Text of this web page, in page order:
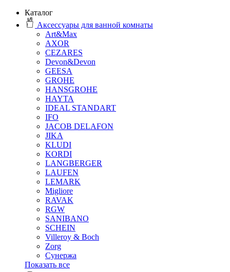
Каталог
Аксессуары для ванной комнаты
Art&Max
AXOR
CEZARES
Devon&Devon
GEESA
GROHE
HANSGROHE
HAYTA
IDEAL STANDART
IFO
JACOB DELAFON
JIKA
KLUDI
KORDI
LANGBERGER
LAUFEN
LEMARK
Migliore
RAVAK
RGW
SANIBANO
SCHEIN
Villeroy & Boch
Zorg
Сунержа
Показать все